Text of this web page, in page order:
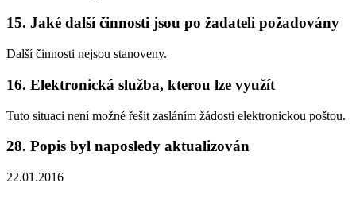
15. Jaké další činnosti jsou po žadateli požadovány
Další činnosti nejsou stanoveny.
16. Elektronická služba, kterou lze využít
Tuto situaci není možné řešit zasláním žádosti elektronickou poštou.
28. Popis byl naposledy aktualizován
22.01.2016